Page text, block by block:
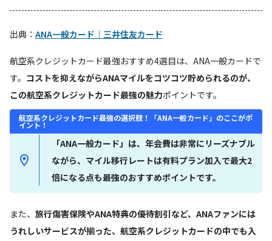
出典： ANA一般カード｜三井住友カード
航空系クレジットカード最強おすすめ4選目は、ANA一般カードで
す。 コストを抑えながらANAマイルをコツコツ貯められるのが、
この航空系クレジットカード最強の魅力ポイントです。
航空系クレジットカード最強の選択肢！「ANA一般カード」のここがポ
イント！
「ANA一般カード」は、年会費は非常にリーズナブル
ながら、マイル移行レートは有料プラン加入で最大2
倍になる点も最強のおすすめポイントです。
また、 旅行傷害保険やANA特典の優待割引など、ANAファンには
うれしいサービスが揃った、航空系クレジットカードの中でも入